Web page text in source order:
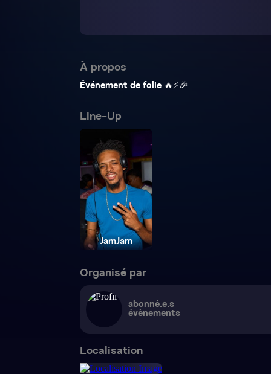
À propos
Événement de folie 🔥⚡️🎉
Line-Up
JamJam
Organisé par
abonné.e.s
évènements
Localisation